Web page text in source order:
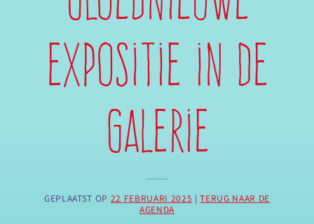
expositie in de
galerie
GEPLAATST OP 22 FEBRUARI 2025 |TERUG NAAR DE
AGENDA